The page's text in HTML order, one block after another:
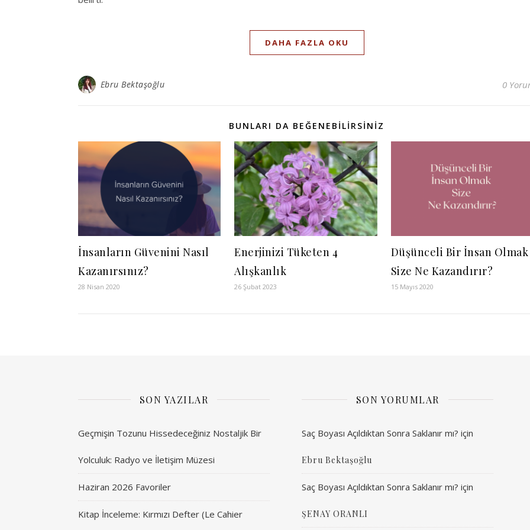
DAHA FAZLA OKU
Ebru Bektaşoğlu 0
BUNLARI DA BEĞENEBILIRSINIZ
İnsanların Güvenini Nasıl
Kazanırsınız?
28 Nisan 2020
Enerjinizi Tüketen 4
Alışkanlık
26 Şubat 2023
Düşünceli Bir İnsan Olmak
Size Ne Kazandırır?
15 Mayıs 2020
SON YAZILAR
Geçmişin Tozunu Hissedeceğiniz Nostaljik Bir
Yolculuk: Radyo ve İletişim Müzesi
Haziran 2026 Favoriler
Kitap İnceleme: Kırmızı Defter (Le Cahier
SON YORUMLAR
Saç Boyası Açıldıktan Sonra Saklanır mı? için
Ebru Bektaşoğlu
Saç Boyası Açıldıktan Sonra Saklanır mı? için
ŞENAY ORANLI